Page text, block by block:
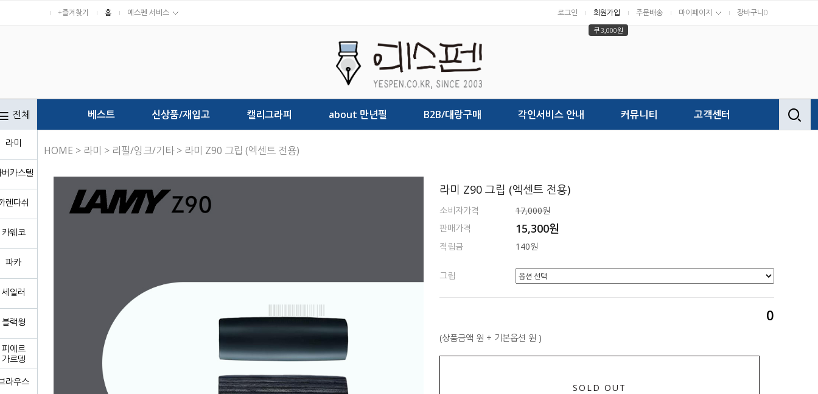
+즐겨찾기 홈 예스펜 서비스 로그인 회원가입
쿠 3,000원
주문배송 마이페이지 장바구니0
전체
라미
카스텔
렌다쉬
카웨코
파카
세일러
블랙윙
피에르
가르뎅
라우스
베스트 신상품/재입고 캘리그라피 about 만년필 B2B/대랑구매 각인서비스 안내 커뮤니티 고객센터
HOME > 라미 > 리필/잉크/기타> 라미 Z90 그립 (엑센트 전용)
라미 Z90 그립 (엑센트 전용)
소비자가격
17,000원
판매가격
15,300원
적립금 140원
그립
0
(상품금액 원 + 기본옵션 원 )
SOLD OUT